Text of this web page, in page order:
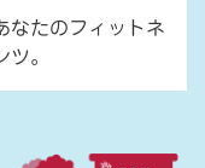
なたのフィットネ
。